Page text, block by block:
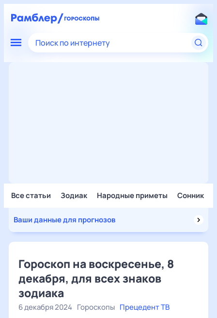
Поиск по интернету
Все статьи Зодиак Народные приметы Сонник
Ваши данные для прогнозов
Гороскоп на воскресенье, 8
декабря, для всех знаков
зодиака
6 декабря 2024 Гороскопы Прецедент ТВ